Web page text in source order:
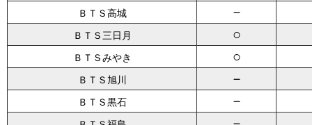
ＢＴＳ高城 －
ＢＴＳ三日月 ○
ＢＴＳみやき ○
ＢＴＳ旭川 －
ＢＴＳ黒石 －